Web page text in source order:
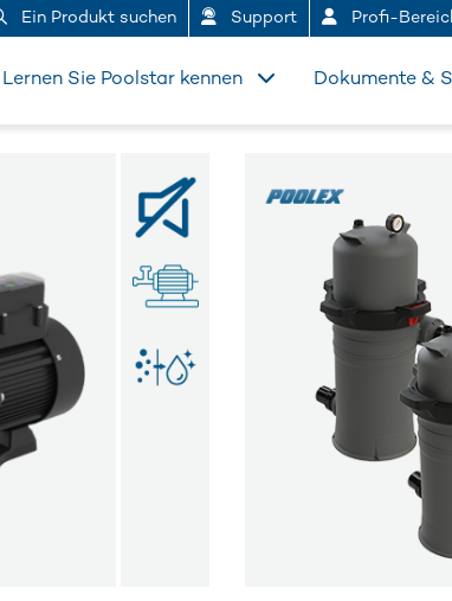
Ein Produkt suchen Support Profi-
Dokumente &
Lernen Sie Poolstar kennen